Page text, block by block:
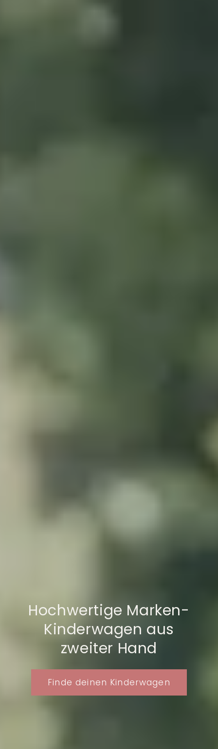
Hochwertige Marken-
Kinderwagen aus
zweiter Hand
Finde deinen Kinderwagen